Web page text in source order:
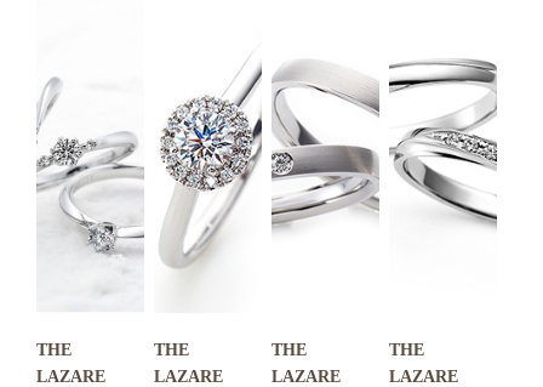
THE
LAZARE
THE
LAZARE
THE
LAZARE
THE
LAZARE